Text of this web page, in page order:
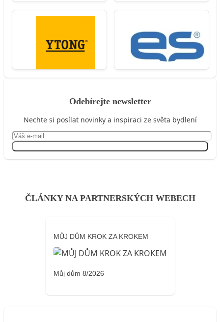
Odebírejte newsletter
Nechte si posílat novinky a inspiraci ze světa bydlení
ČLÁNKY NA PARTNERSKÝCH WEBECH
MŮJ DŮM KROK ZA KROKEM
Můj dům 8/2026